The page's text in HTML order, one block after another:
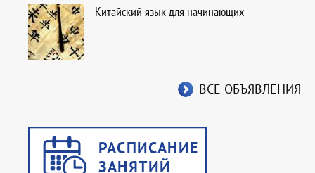
Китайский язык для начинающих
ВСЕ ОБЪЯВЛЕНИЯ